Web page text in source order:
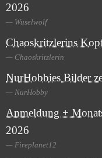
2026
Wuselwolf
Chaoskritzlerins
Chaoskritzlerin
NurHobbies Bilder
NurHobby
Anmeldung +
2026
Fireplanet12